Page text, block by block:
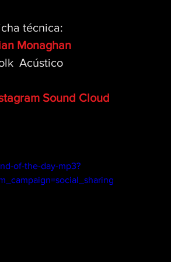
técnica:
Monaghan
Acústico
Sound Cloud
of-the-day-mp3?